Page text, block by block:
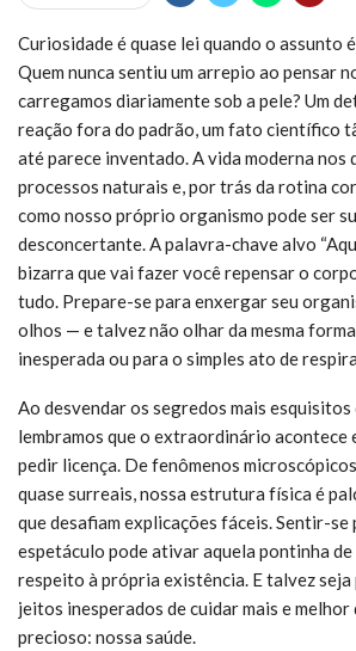
Curiosidade é quase lei quando o assunto
Quem nunca sentiu um arrepio ao pensar
carregamos diariamente sob a pele? Um
reação fora do padrão, um fato científico
até parece inventado. A vida moderna nos
processos naturais e, por trás da rotina
como nosso próprio organismo pode ser
desconcertante. A palavra-chave alvo
bizarra que vai fazer você repensar o
tudo. Prepare-se para enxergar seu
olhos — e talvez não olhar da mesma
inesperada ou para o simples ato de
Ao desvendar os segredos mais
lembramos que o extraordinário acontece
pedir licença. De fenômenos
quase surreais, nossa estrutura física é
que desafiam explicações fáceis. Sentir-se
espetáculo pode ativar aquela pontinha
respeito à própria existência. E talvez
jeitos inesperados de cuidar mais e melhor
precioso: nossa saúde.